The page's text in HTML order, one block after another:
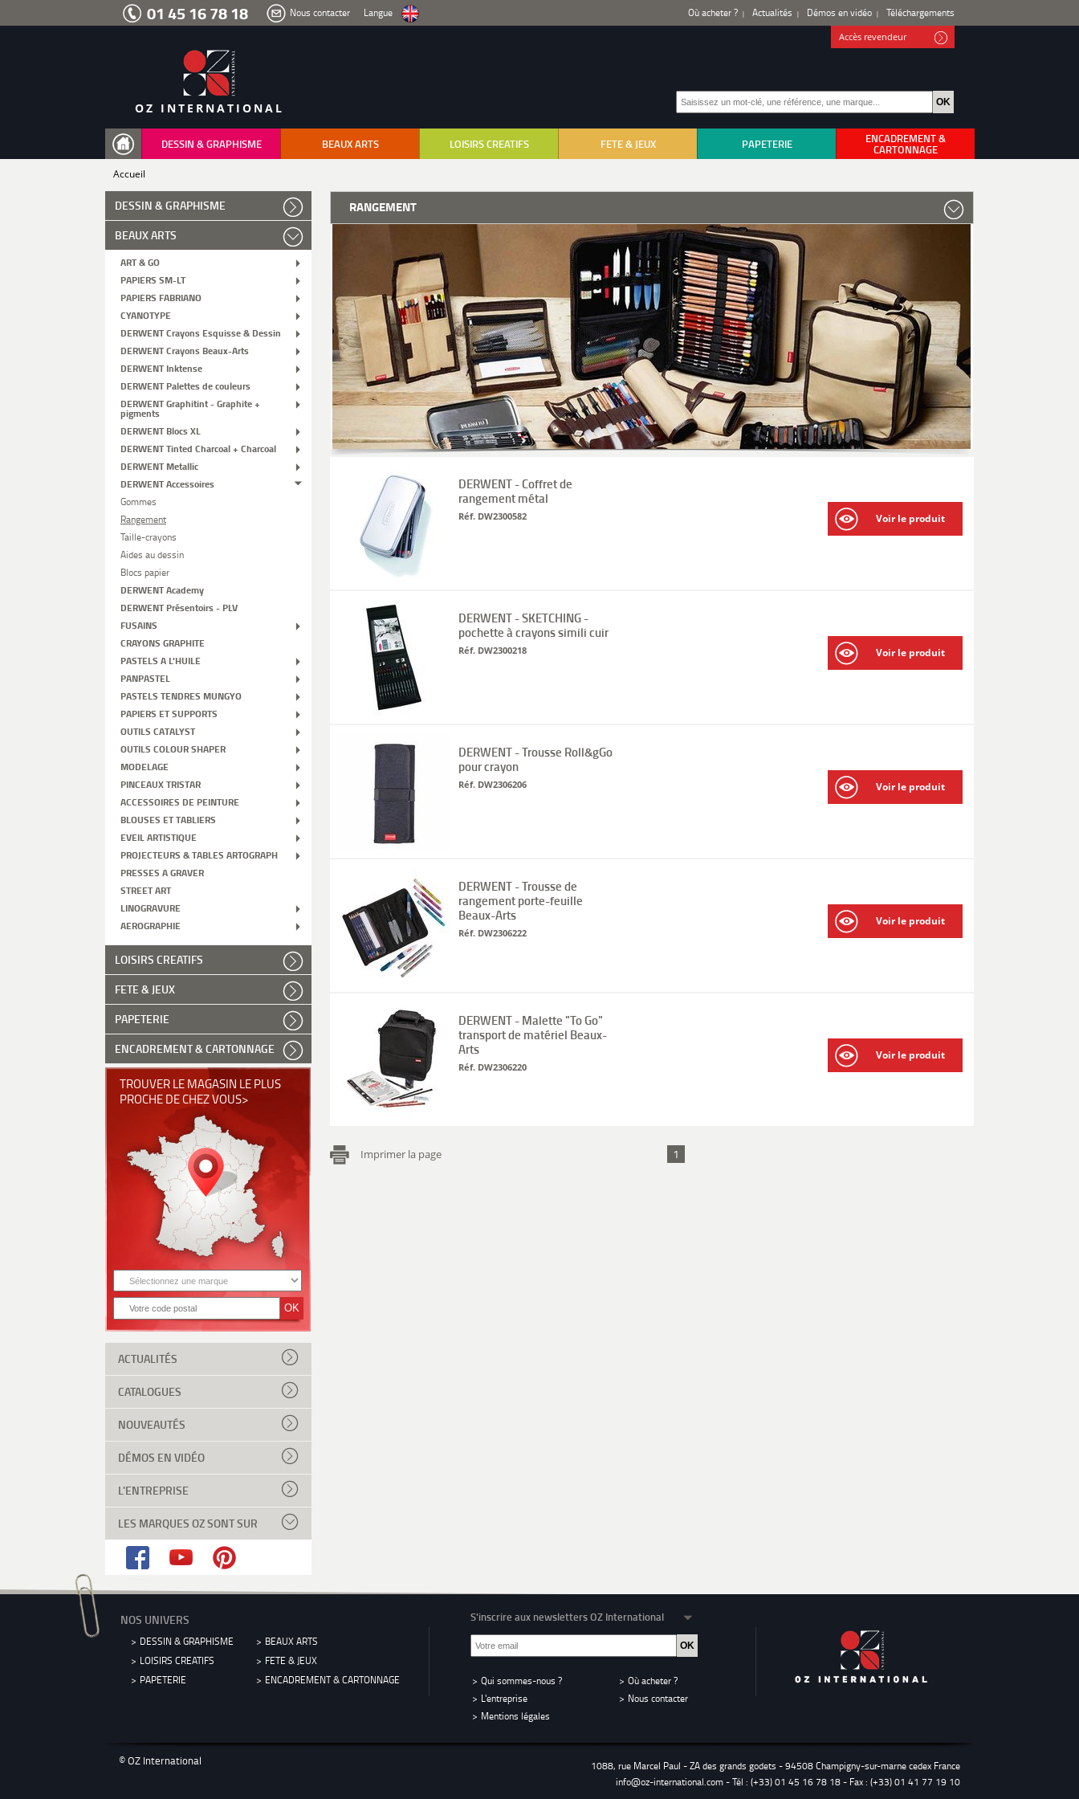
menu
01 45 16 78 18 Nous contacter Langue Où acheter ? Actualités Démos en vidéo Téléchargements
OZ INTERNATIONAL
Accès revendeur
DESSIN & GRAPHISME BEAUX ARTS LOISIRS CREATIFS FETE & JEUX PAPETERIE ENCADREMENT &
CARTONNAGE
Accueil
DESSIN & GRAPHISME
BEAUX ARTS
ART & GO
PAPIERS SM-LT
PAPIERS FABRIANO
CYANOTYPE
DERWENT Crayons Esquisse & Dessin
DERWENT Crayons Beaux-Arts
DERWENT Inktense
DERWENT Palettes de couleurs
DERWENT Graphitint - Graphite +
pigments
DERWENT Blocs XL
DERWENT Tinted Charcoal + Charcoal
DERWENT Metallic
DERWENT Accessoires
Gommes
Rangement
Taille-crayons
Aides au dessin
Blocs papier
DERWENT Academy
DERWENT Présentoirs - PLV
FUSAINS
CRAYONS GRAPHITE
PASTELS A L'HUILE
PANPASTEL
PASTELS TENDRES MUNGYO
PAPIERS ET SUPPORTS
OUTILS CATALYST
OUTILS COLOUR SHAPER
MODELAGE
PINCEAUX TRISTAR
ACCESSOIRES DE PEINTURE
BLOUSES ET TABLIERS
EVEIL ARTISTIQUE
PROJECTEURS & TABLES ARTOGRAPH
PRESSES A GRAVER
STREET ART
LINOGRAVURE
AEROGRAPHIE
LOISIRS CREATIFS
FETE & JEUX
PAPETERIE
ENCADREMENT & CARTONNAGE
TROUVER LE MAGASIN LE PLUS
PROCHE DE CHEZ VOUS>
ACTUALITÉS
CATALOGUES
NOUVEAUTÉS
DÉMOS EN VIDÉO
L'ENTREPRISE
LES MARQUES OZ SONT SUR
RANGEMENT
DERWENT - Coffret de
rangement métal
Réf. DW2300582 Voir le produit
DERWENT - SKETCHING -
pochette à crayons simili cuir
Réf. DW2300218 Voir le produit
DERWENT - Trousse Roll&gGo
pour crayon
Réf. DW2306206 Voir le produit
DERWENT - Trousse de
rangement porte-feuille
Beaux-Arts
Réf. DW2306222
Voir le produit
DERWENT - Malette "To Go"
transport de matériel Beaux-
Arts
Réf. DW2306220
Voir le produit
Imprimer la page 1
NOS UNIVERS
DESSIN & GRAPHISME
BEAUX ARTS
LOISIRS CREATIFS
FETE & JEUX
PAPETERIE
ENCADREMENT & CARTONNAGE
S'inscrire aux newsletters OZ International
Qui sommes-nous ?
Où acheter ?
L'entreprise
Nous contacter
Mentions légales
© OZ International
1088, rue Marcel Paul - ZA des grands godets - 94508 Champigny-sur-marne cedex France
info@oz-international.com- Tél : (+33) 01 45 16 78 18 - Fax : (+33) 01 41 77 19 10